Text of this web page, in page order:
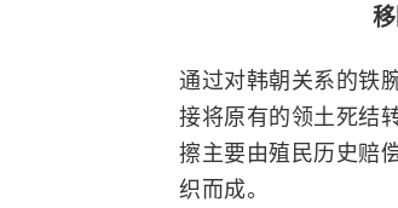
通过对韩朝关系的铁
接将原有的领土死结
擦主要由殖民历史赔
织而成。